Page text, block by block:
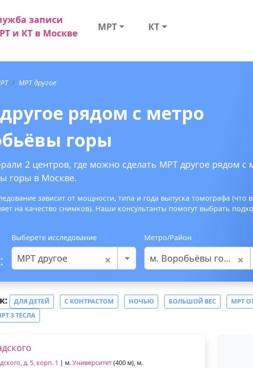
записи
и КТ в Москве
МРТ КТ
МРТ другое
рядом с метро
горы
2 центров, где можно сделать МРТ другое рядом с
горы в Москве.
зависит от мощности, типа и года выпуска томографа (что
на качество снимков). Наши консультанты помогут выбрать
Выберете исследование
×
МРТ другое
Метро/Район
×
м. Воробьёвы горы
ДЛЯ ДЕТЕЙ С КОНТРАСТОМ НОЧЬЮ БОЛЬШОЙ ВЕС МРТ
3 ТЕСЛА
д. 5, корп. 1 | м.Университет(400 м), м.